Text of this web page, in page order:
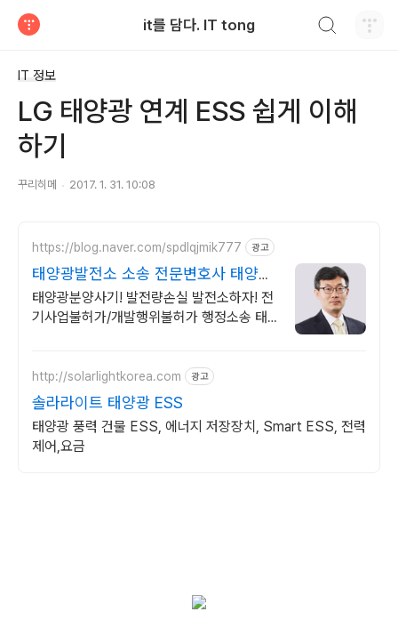
it를 담다. IT tong
IT 정보
LG 태양광 연계 ESS 쉽게 이해
하기
꾸리히메 2017. 1. 31. 10:08
https://blog.naver.com/spdlqjmik777 광고
태양광발전소 소송 전문변호사 태양광
불허가 해결의 지름길
태양광분양사기! 발전량손실 발전소하자! 전
기사업불허가/개발행위불허가 행정소송 태
http://solarlightkorea.com 광고
솔라라이트 태양광 ESS
태양광 풍력 건물 ESS, 에너지 저장장치, Smart ESS, 전력
제어,요금